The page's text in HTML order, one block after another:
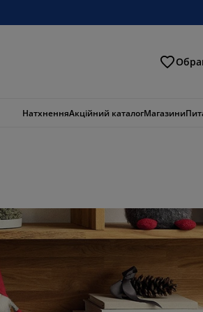
НатхненняАкційний каталогМагазини